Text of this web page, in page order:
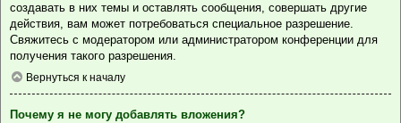
создавать в них темы и оставлять сообщения, совершать другие
действия, вам может потребоваться специальное разрешение.
Свяжитесь с модератором или администратором конференции для
получения такого разрешения.
Вернуться к началу
Почему я не могу добавлять вложения?